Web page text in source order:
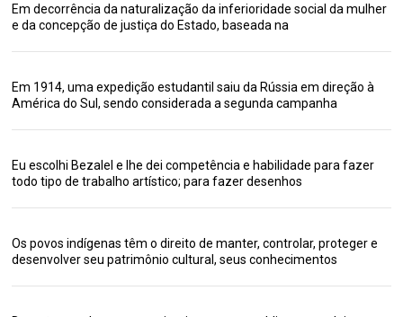
Em decorrência da naturalização da inferioridade social da mulher
e da concepção de justiça do Estado, baseada na
Em 1914, uma expedição estudantil saiu da Rússia em direção à
América do Sul, sendo considerada a segunda campanha
Eu escolhi Bezalel e lhe dei competência e habilidade para fazer
todo tipo de trabalho artístico; para fazer desenhos
Os povos indígenas têm o direito de manter, controlar, proteger e
desenvolver seu patrimônio cultural, seus conhecimentos